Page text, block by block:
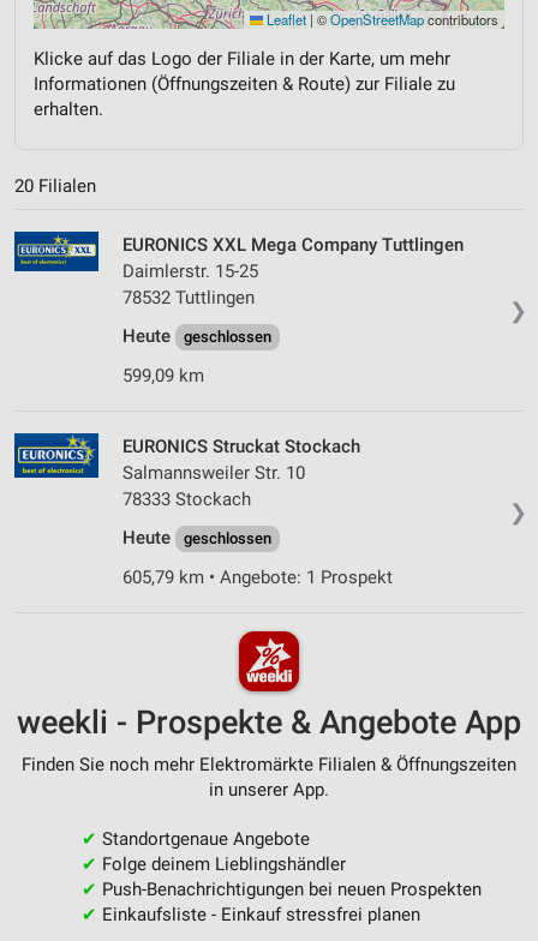
Leaflet | ©OpenStreetMapcontributors
Klicke auf das Logo der Filiale in der Karte, um mehr
Informationen (Öffnungszeiten & Route) zur Filiale zu
erhalten.
20 Filialen
❯
EURONICS XXL Mega Company Tuttlingen
Daimlerstr. 15-25
78532 Tuttlingen
Heute
geschlossen
599,09 km
❯
EURONICS Struckat Stockach
Salmannsweiler Str. 10
78333 Stockach
Heute
geschlossen
605,79 km • Angebote: 1 Prospekt
weekli - Prospekte & Angebote App
Finden Sie noch mehr Elektromärkte Filialen & Öffnungszeiten
in unserer App.
✔ Standortgenaue Angebote
✔ Folge deinem Lieblingshändler
✔ Push-Benachrichtigungen bei neuen Prospekten
✔ Einkaufsliste - Einkauf stressfrei planen